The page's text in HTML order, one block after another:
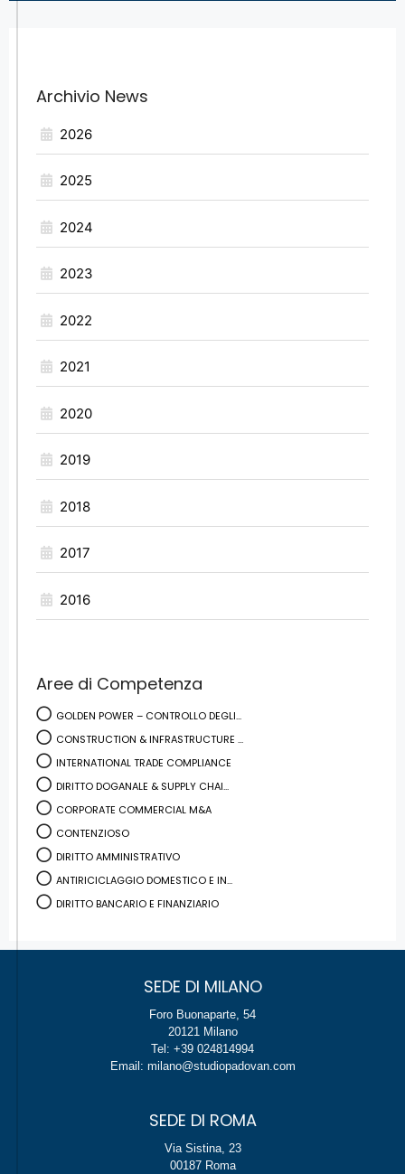
Archivio News
2026
2025
2024
2023
2022
2021
2020
2019
2018
2017
2016
Aree di Competenza
GOLDEN POWER – CONTROLLO DEGLI...
CONSTRUCTION & INFRASTRUCTURE ...
INTERNATIONAL TRADE COMPLIANCE
DIRITTO DOGANALE & SUPPLY CHAI...
CORPORATE COMMERCIAL M&A
CONTENZIOSO
DIRITTO AMMINISTRATIVO
ANTIRICICLAGGIO DOMESTICO E IN...
DIRITTO BANCARIO E FINANZIARIO
SEDE DI MILANO
Foro Buonaparte, 54
20121 Milano
Tel: +39 024814994
Email: milano@studiopadovan.com
SEDE DI ROMA
Via Sistina, 23
00187 Roma